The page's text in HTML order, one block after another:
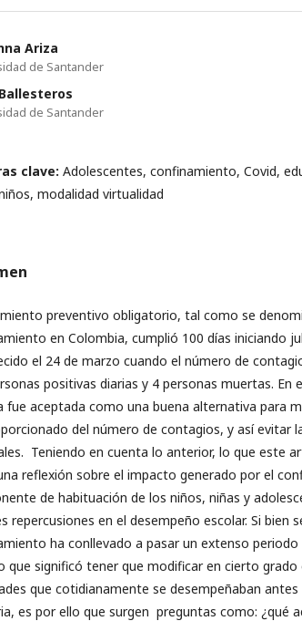
Ariza
de Santander
de Santander
clave: Adolescentes, confinamiento, Covid,
modalidad virtualidad
preventivo obligatorio, tal como se
en Colombia, cumplió 100 días iniciando
el 24 de marzo cuando el número de
positivas diarias y 4 personas muertas. En
fue aceptada como una buena alternativa para
del número de contagios, y así evitar
Teniendo en cuenta lo anterior, lo que este
reflexión sobre el impacto generado por el
de habituación de los niños, niñas y
repercusiones en el desempeño escolar. Si bien
ha conllevado a pasar un extenso
que significó tener que modificar en cierto grado
que cotidianamente se desempeñaban antes
es por ello que surgen preguntas como: ¿qué